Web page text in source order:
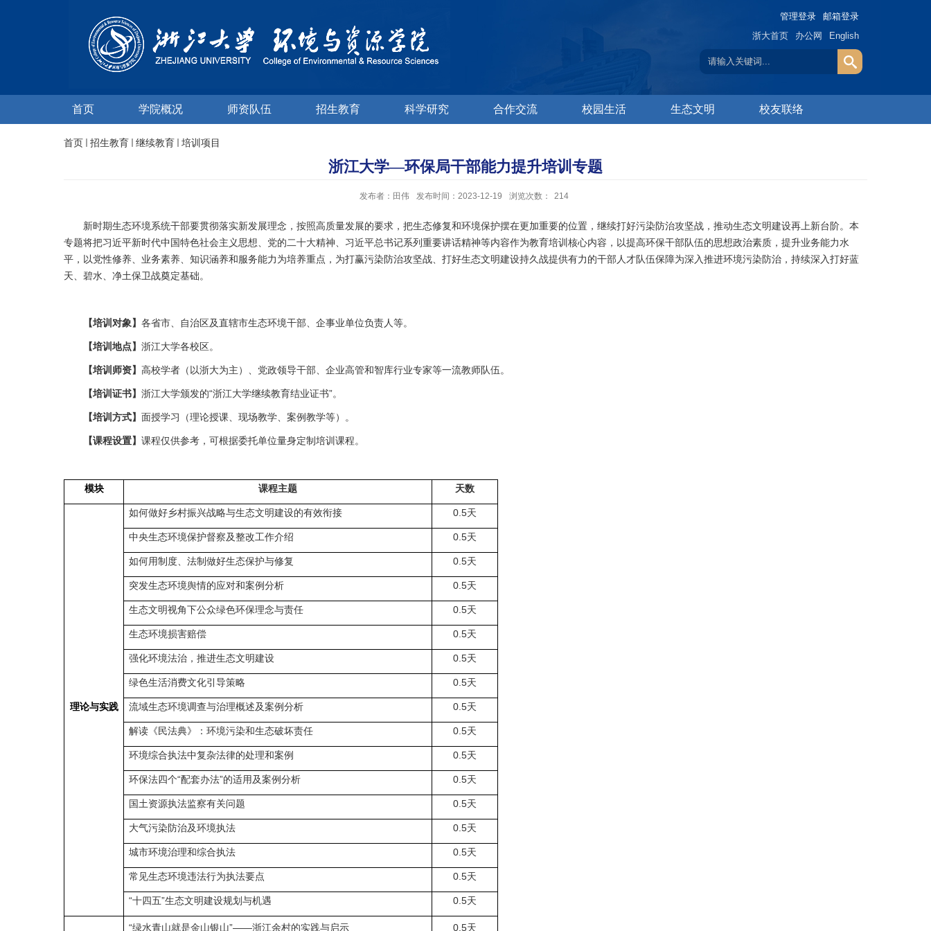
管理登录
邮箱登录
浙大首页
办公网 English
首页 学院概况 师资队伍 招生教育 科学研究 合作交流 校园生活 生态文明 校友联络
首页 招生教育 继续教育 培训项目
浙江大学—环保局干部能力提升培训专题
发布者：田伟 发布时间：2023-12-19 浏览次数： 214
新时期生态环境系统干部要贯彻落实新发展理念，按照高质量发展的要求，把生态修复和环境保护摆在更加重要的位置，继续打好污染防治攻坚战，推动生态文明建设再上新台阶。 本
专题将把习近平新时代中国特色社会主义思想、党的二十大精神、习近平总书记系列重要讲话精神等内容作为教育培训核心内容，以提高环保干部队伍的思想政治素质，提升业务能力水
平，以党性修养、业务素养、知识涵养和服务能力为培养重点，为打赢污染防治攻坚战、打好生态文明建设持久战提供有力的干部人才队伍保障为深入推进环境污染防治，持续深入打好蓝
天、碧水、净土保卫战奠定基础。
【培训对象】 各省市、自治区及直辖市生态环境干部、企事业单位负责人等。
【培训地点】 浙江大学各校区。
【培训师资】 高校学者（以浙大为主）、党政领导干部、企业高管和智库行业专家等一流教师队伍。
【培训证书】 浙江大学颁发的“浙江大学继续教育结业证书”。
【培训方式】 面授学习（理论授课、现场教学、案例教学等）。
【课程设置】 课程仅供参考，可根据委托单位量身定制培训课程。
模块 课程主题 天数
理论与实践
如何做好乡村振兴战略与生态文明建设的有效衔接 0.5天
中央生态环境保护督察及整改工作介绍 0.5天
如何用制度、法制做好生态保护与修复 0.5天
突发生态环境舆情的应对和案例分析 0.5天
生态文明视角下公众绿色环保理念与责任 0.5天
生态环境损害赔偿 0.5天
强化环境法治，推进生态文明建设 0.5天
绿色生活消费文化引导策略 0.5天
流域生态环境调查与治理概述及案例分析 0.5天
解读《民法典》：环境污染和生态破坏责任 0.5天
环境综合执法中复杂法律的处理和案例 0.5天
环保法四个“配套办法”的适用及案例分析 0.5天
国土资源执法监察有关问题 0.5天
大气污染防治及环境执法 0.5天
城市环境治理和综合执法 0.5天
常见生态环境违法行为执法要点 0.5天
“十四五”生态文明建设规划与机遇 0.5天
“绿水青山就是金山银山”——浙江余村的实践与启示 0.5天